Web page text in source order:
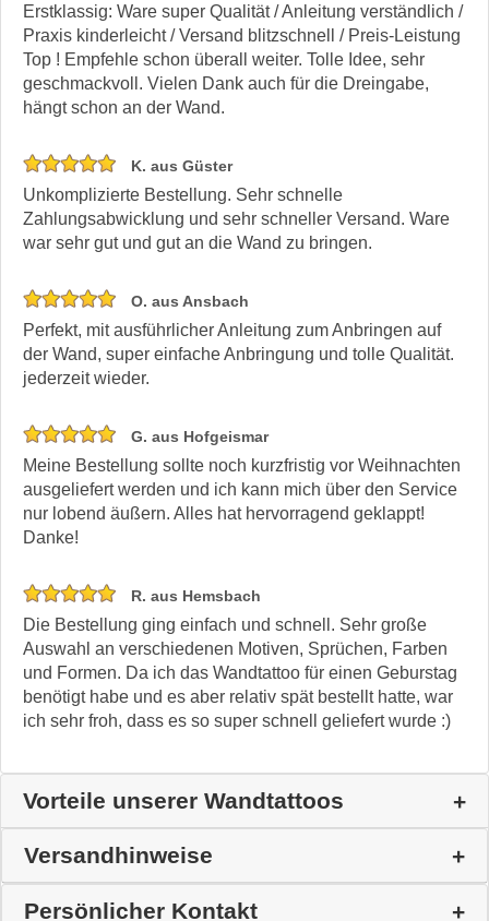
Erstklassig: Ware super Qualität / Anleitung verständlich /
Praxis kinderleicht / Versand blitzschnell / Preis-Leistung
Top ! Empfehle schon überall weiter. Tolle Idee, sehr
geschmackvoll. Vielen Dank auch für die Dreingabe,
hängt schon an der Wand.
K. aus Güster
Unkomplizierte Bestellung. Sehr schnelle
Zahlungsabwicklung und sehr schneller Versand. Ware
war sehr gut und gut an die Wand zu bringen.
O. aus Ansbach
Perfekt, mit ausführlicher Anleitung zum Anbringen auf
der Wand, super einfache Anbringung und tolle Qualität.
jederzeit wieder.
G. aus Hofgeismar
Meine Bestellung sollte noch kurzfristig vor Weihnachten
ausgeliefert werden und ich kann mich über den Service
nur lobend äußern. Alles hat hervorragend geklappt!
Danke!
R. aus Hemsbach
Die Bestellung ging einfach und schnell. Sehr große
Auswahl an verschiedenen Motiven, Sprüchen, Farben
und Formen. Da ich das Wandtattoo für einen Geburstag
benötigt habe und es aber relativ spät bestellt hatte, war
ich sehr froh, dass es so super schnell geliefert wurde :)
Vorteile unserer Wandtattoos
Versandhinweise
Persönlicher Kontakt